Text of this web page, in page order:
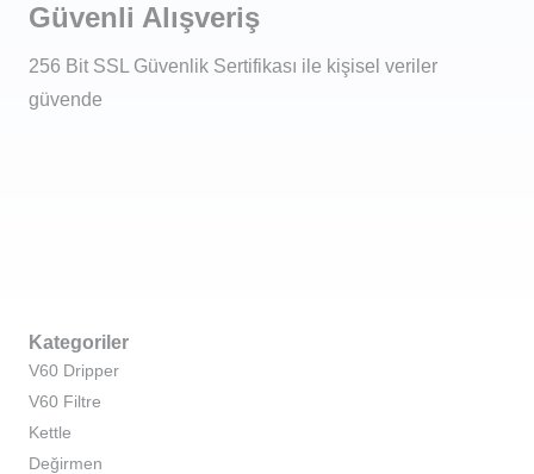
Güvenli Alışveriş
256 Bit SSL Güvenlik Sertifikası ile kişisel veriler
güvende
Kategoriler
V60 Dripper
V60 Filtre
Kettle
Değirmen